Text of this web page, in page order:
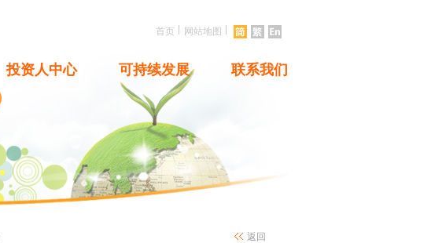
首页 网站地图
投资人中心 可持续发展 联系我们
返回